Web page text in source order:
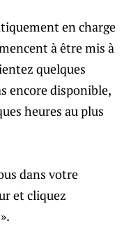
en charge
à être mis à
quelques
encore disponible,
heures au plus
dans votre
et cliquez